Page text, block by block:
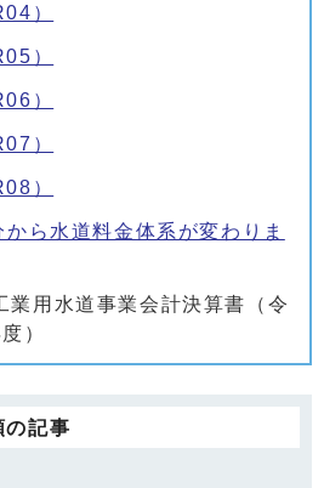
）
）
）
）
）
ら水道料金体系が変わりま
業用水道事業会計決算書（令
）
の記事